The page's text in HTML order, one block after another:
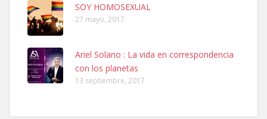
Adopcion
Busco casa de acogida para mi perrita ya que por temas de trabajo
no la puedo tener. Solo gente r...
SOY HOMOSEXUAL
27 mayo, 2017
Ariel Solano : La vida en correspondencia
con los planetas
13 septiembre, 2017